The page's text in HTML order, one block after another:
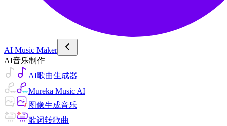
AI Music Maker
AI音乐制作
AI歌曲生成器
Mureka Music AI
图像生成音乐
歌词转歌曲